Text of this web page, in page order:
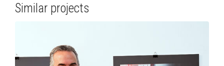
Similar projects